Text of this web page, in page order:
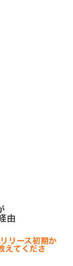
由
ース初期か
えてくださ